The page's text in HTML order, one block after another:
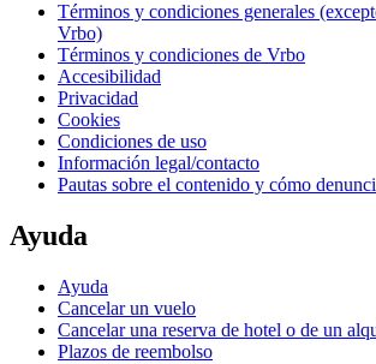
Términos y condiciones generales
Vrbo)
Términos y condiciones de Vrbo
Accesibilidad
Privacidad
Cookies
Condiciones de uso
Información legal/contacto
Pautas sobre el contenido y cómo
Ayuda
Ayuda
Cancelar un vuelo
Cancelar una reserva de hotel o de un
Plazos de reembolso